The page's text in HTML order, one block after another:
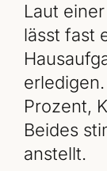
Laut einer
lässt fast
Prozent,
Beides
anstellt.